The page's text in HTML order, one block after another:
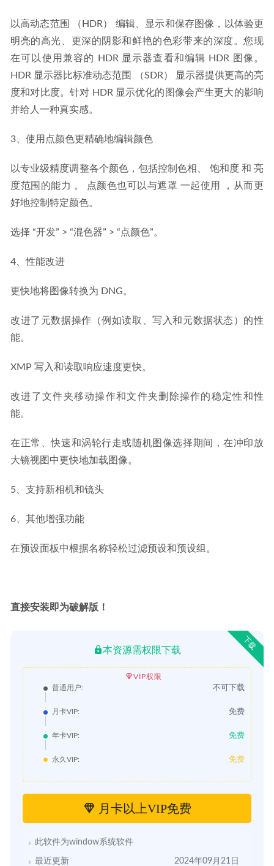
以高动态范围 （HDR） 编辑、显示和保存图像，以体验更
明亮的高光、更深的阴影和鲜艳的色彩带来的深度。您现
在可以使用兼容的 HDR 显示器查看和编辑 HDR 图像。
HDR 显示器比标准动态范围 （SDR） 显示器提供更高的亮
度和对比度。针对 HDR 显示优化的图像会产生更大的影响
并给人一种真实感。
3、使用点颜色更精确地编辑颜色
以专业级精度调整各个颜色，包括控制色相、 饱和度 和 亮
度范围的能力 。 点颜色也可以与遮罩 一起使用 ，从而更
好地控制特定颜色。
选择 “开发” > “混色器” > “点颜色”。
4、性能改进
更快地将图像转换为 DNG。
改进了元数据操作（例如读取、写入和元数据状态）的性
能。
XMP 写入和读取响应速度更快。
改进了文件夹移动操作和文件夹删除操作的稳定性和性
能。
在正常、快速和涡轮行走或随机图像选择期间，在冲印放
大镜视图中更快地加载图像。
5、支持新相机和镜头
6、其他增强功能
在预设面板中根据名称轻松过滤预设和预设组。
直接安装即为破解版！
下载
本资源需权限下载
VIP权限
普通用户:
不可下载
月卡VIP: 免费
年卡VIP: 免费
永久VIP: 免费
月卡以上VIP免费
此软件为window系统软件
最近更新 2024年09月21日